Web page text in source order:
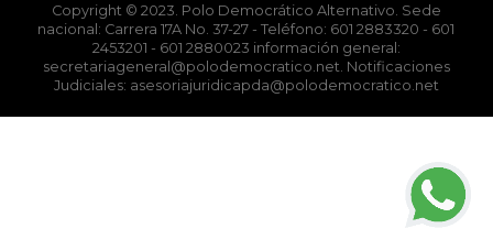
Copyright © 2023. Polo Democrático Alternativo. Sede
nacional: Carrera 17A No. 37-27 - Teléfono: 601 2883320 - 601
2453201 - 601 2880023 información general:
secretariageneral@polodemocratico.net. Notificaciones
Judiciales: asesoriajuridicapda@polodemocratico.net